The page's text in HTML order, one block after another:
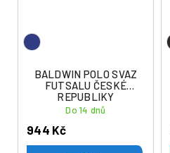
BALDWIN POLO SVAZ
FUTSALU ČESKÉ
REPUBLIKY
Do 14 dnů
944 Kč